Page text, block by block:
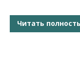
Читать